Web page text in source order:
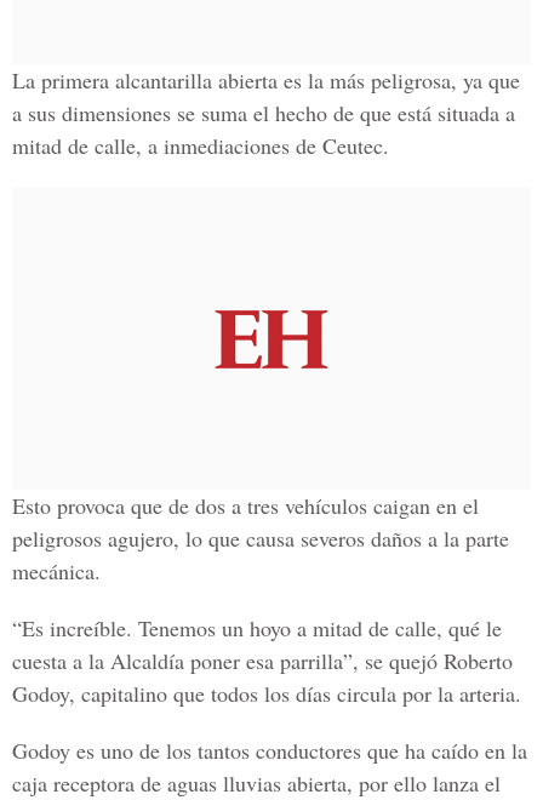
La primera alcantarilla abierta es la más peligrosa, ya que
a sus dimensiones se suma el hecho de que está situada a
mitad de calle, a inmediaciones de Ceutec.
Esto provoca que de dos a tres vehículos caigan en el
peligrosos agujero, lo que causa severos daños a la parte
mecánica.
“Es increíble. Tenemos un hoyo a mitad de calle, qué le
cuesta a la Alcaldía poner esa parrilla”, se quejó Roberto
Godoy, capitalino que todos los días circula por la arteria.
Godoy es uno de los tantos conductores que ha caído en la
caja receptora de aguas lluvias abierta, por ello lanza el